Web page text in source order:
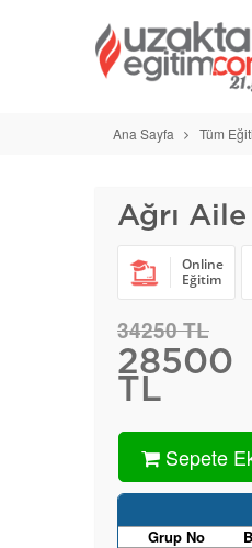
Ana Sayfa Tüm
Ağrı Aile
Online
Eğitim
34250 TL
28500
TL
Sepete
Grup No